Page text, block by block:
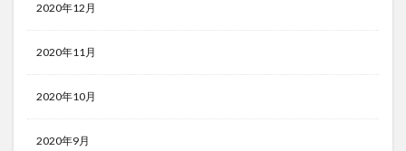
2020年12月
2020年11月
2020年10月
2020年9月